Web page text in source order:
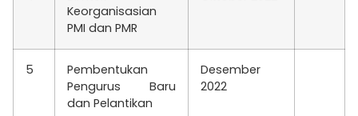
Keorganisasian
PMI dan PMR
5
Pembentukan
Pengurus Baru
dan Pelantikan
Desember
2022